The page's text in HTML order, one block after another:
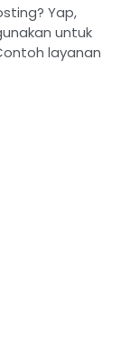
Yap,
untuk
layanan